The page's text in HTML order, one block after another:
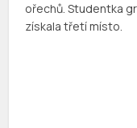
ořechů. Studentka
získala třetí místo.